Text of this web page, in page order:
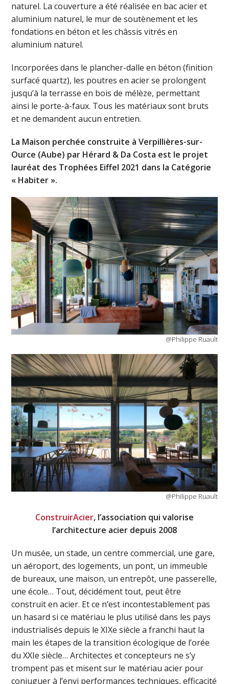
naturel. La couverture a été réalisée en bac acier et
aluminium naturel, le mur de soutènement et les
fondations en béton et les châssis vitrés en
aluminium naturel.
Incorporées dans le plancher-dalle en béton (finition
surfacé quartz), les poutres en acier se prolongent
jusqu’à la terrasse en bois de mélèze, permettant
ainsi le porte-à-faux. Tous les matériaux sont bruts
et ne demandent aucun entretien.
La Maison perchée construite à Verpillières-sur-
Ource (Aube) par Hérard & Da Costa est le projet
lauréat des Trophées Eiffel 2021 dans la Catégorie
« Habiter ».
@Philippe Ruault
@Philippe Ruault
ConstruirAcier, l’association qui valorise
l’architecture acier depuis 2008
Un musée, un stade, un centre commercial, une gare,
un aéroport, des logements, un pont, un immeuble
de bureaux, une maison, un entrepôt, une passerelle,
une école… Tout, décidément tout, peut être
construit en acier. Et ce n’est incontestablement pas
un hasard si ce matériau le plus utilisé dans les pays
industrialisés depuis le XIXe siècle a franchi haut la
main les étapes de la transition écologique de l’orée
du XXIe siècle… Architectes et concepteurs ne s’y
trompent pas et misent sur le matériau acier pour
conjuguer à l’envi performances techniques, efficacité